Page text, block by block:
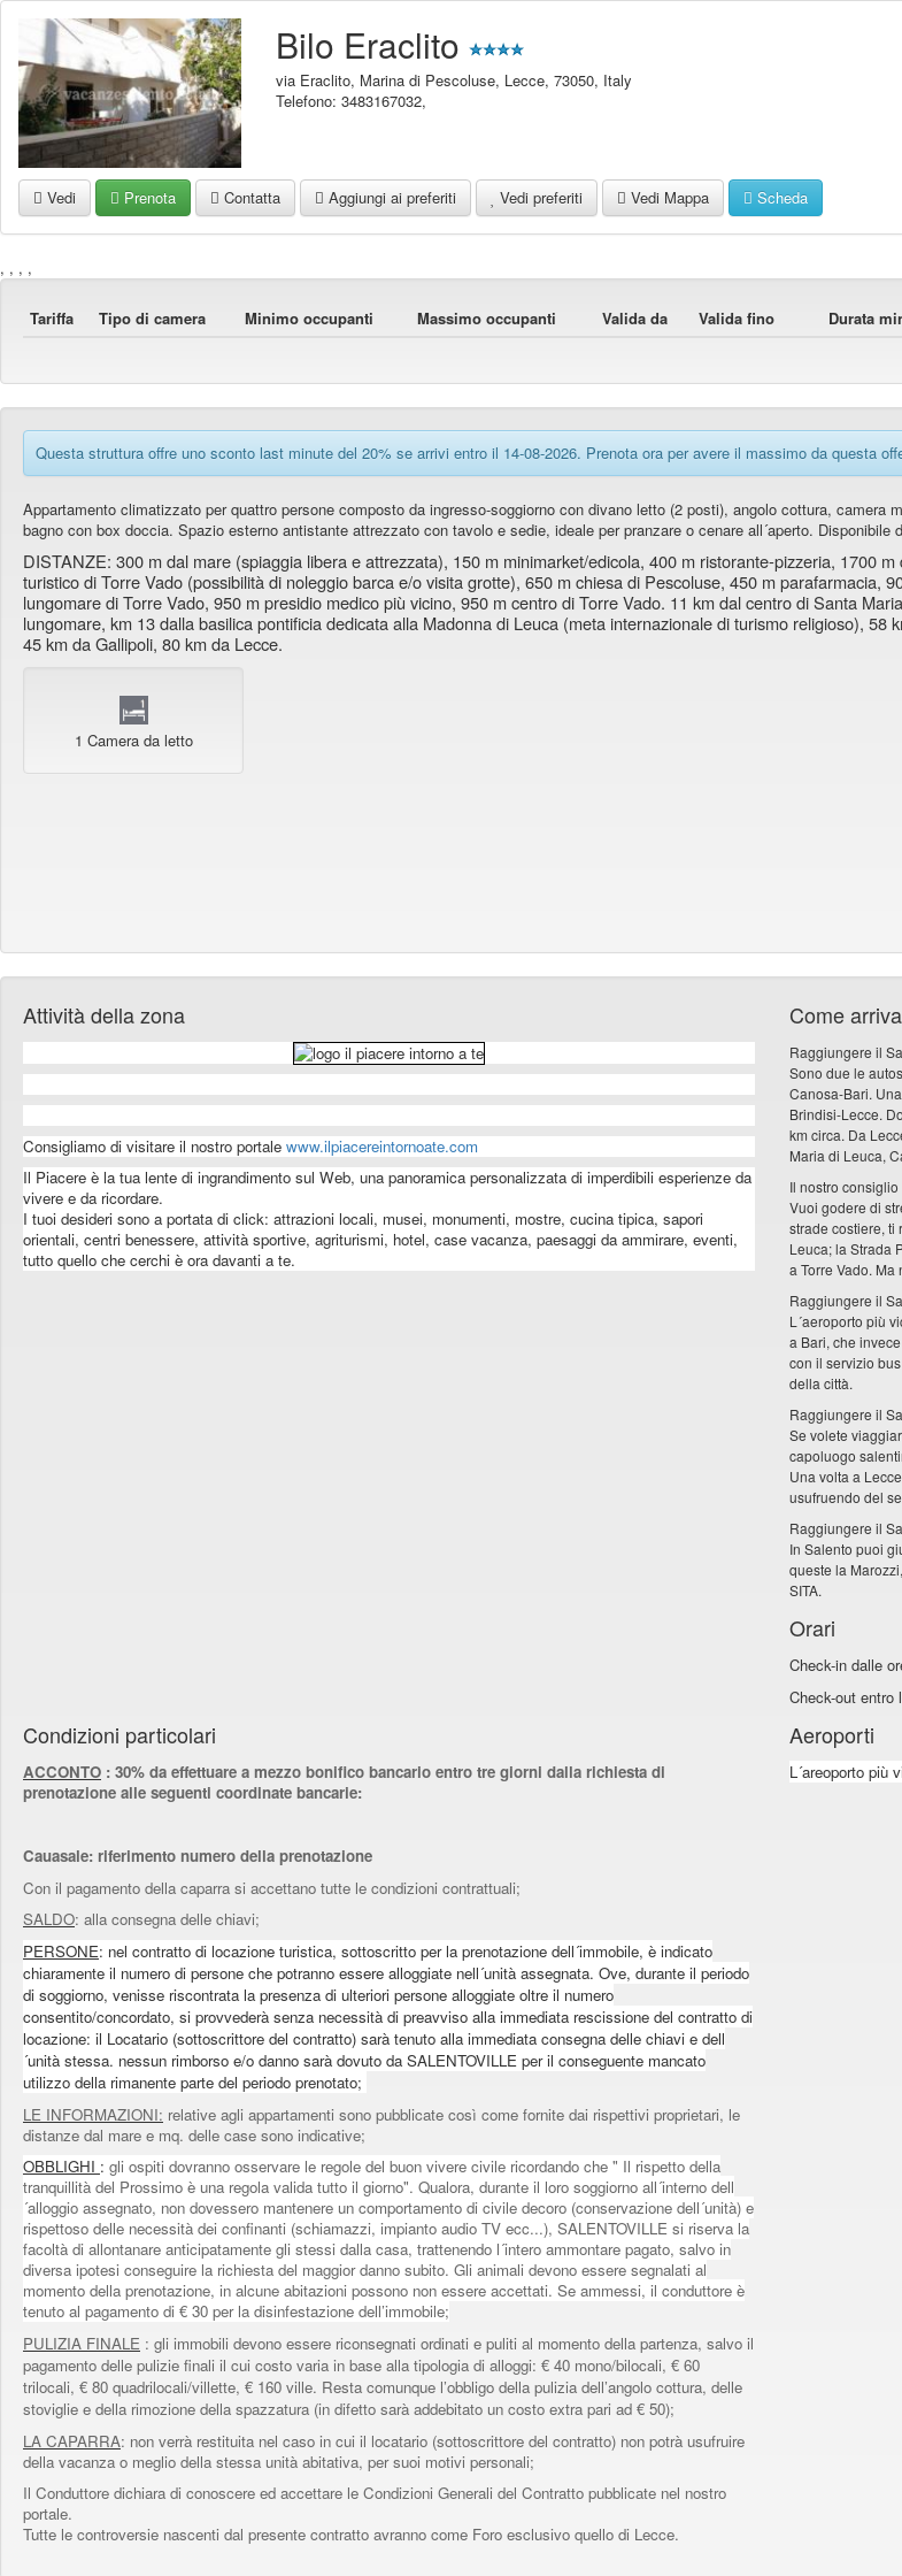
Bilo Eraclito
via Eraclito, Marina di Pescoluse, Lecce, 73050, Italy
Telefono: 3483167032,
Vedi Prenota Contatta Aggiungi ai preferiti Vedi preferiti Vedi Mappa Scheda
, , , ,
Tariffa Tipo di camera Minimo occupanti Massimo occupanti Valida da Valida fino Durata
Questa struttura offre uno sconto last minute del 20% se arrivi entro il 14-08-2026. Prenota ora per avere il massimo da questa
Appartamento climatizzato per quattro persone composto da ingresso-soggiorno con divano letto (2 posti), angolo cottura, camera
bagno con box doccia. Spazio esterno antistante attrezzato con tavolo e sedie, ideale per pranzare o cenare all´aperto. Disponibile
DISTANZE: 300 m dal mare (spiaggia libera e attrezzata), 150 m minimarket/edicola, 400 m ristorante-pizzeria, 1700 m
turistico di Torre Vado (possibilità di noleggio barca e/o visita grotte), 650 m chiesa di Pescoluse, 450 m parafarmacia,
lungomare di Torre Vado, 950 m presidio medico più vicino, 950 m centro di Torre Vado. 11 km dal centro di Santa
lungomare, km 13 dalla basilica pontificia dedicata alla Madonna di Leuca (meta internazionale di turismo religioso), 58
45 km da Gallipoli, 80 km da Lecce.
1 Camera da letto
Attività della zona
Consigliamo di visitare il nostro portale www.ilpiacereintornoate.com
Il Piacere è la tua lente di ingrandimento sul Web, una panoramica personalizzata di imperdibili esperienze da
vivere e da ricordare.
I tuoi desideri sono a portata di click: attrazioni locali, musei, monumenti, mostre, cucina tipica, sapori
orientali, centri benessere, attività sportive, agriturismi, hotel, case vacanza, paesaggi da ammirare, eventi,
tutto quello che cerchi è ora davanti a te.
Come
Raggiungere il
Sono due le
Canosa-Bari.
Brindisi-Lecce.
km circa. Da
Maria di Leuca,
Il nostro consiglio
Vuoi godere di
strade costiere, ti
Leuca; la Strada
a Torre Vado.
Raggiungere il
L´aeroporto più
a Bari, che
con il servizio
della città.
Raggiungere il
Se volete
capoluogo
Una volta a
usufruendo del
Raggiungere il
In Salento puoi
queste la
SITA.
Orari
Check-in dalle
Check-out entro
Condizioni particolari
ACCONTO : 30% da effettuare a mezzo bonifico bancario entro tre giorni dalla richiesta di
prenotazione alle seguenti coordinate bancarie:
Cauasale: riferimento numero della prenotazione
Con il pagamento della caparra si accettano tutte le condizioni contrattuali;
SALDO: alla consegna delle chiavi;
PERSONE: nel contratto di locazione turistica, sottoscritto per la prenotazione dell´immobile, è indicato
chiaramente il numero di persone che potranno essere alloggiate nell´unità assegnata. Ove, durante il periodo
di soggiorno, venisse riscontrata la presenza di ulteriori persone alloggiate oltre il numero
consentito/concordato, si provvederà senza necessità di preavviso alla immediata rescissione del contratto di
locazione: il Locatario (sottoscrittore del contratto) sarà tenuto alla immediata consegna delle chiavi e dell
´unità stessa. nessun rimborso e/o danno sarà dovuto da SALENTOVILLE per il conseguente mancato
utilizzo della rimanente parte del periodo prenotato;
LE INFORMAZIONI: relative agli appartamenti sono pubblicate così come fornite dai rispettivi proprietari, le
distanze dal mare e mq. delle case sono indicative;
OBBLIGHI : gli ospiti dovranno osservare le regole del buon vivere civile ricordando che " Il rispetto della
tranquillità del Prossimo è una regola valida tutto il giorno". Qualora, durante il loro soggiorno all´interno dell
´alloggio assegnato, non dovessero mantenere un comportamento di civile decoro (conservazione dell´unità) e
rispettoso delle necessità dei confinanti (schiamazzi, impianto audio TV ecc...), SALENTOVILLE si riserva la
facoltà di allontanare anticipatamente gli stessi dalla casa, trattenendo l´intero ammontare pagato, salvo in
diversa ipotesi conseguire la richiesta del maggior danno subito. Gli animali devono essere segnalati al
momento della prenotazione, in alcune abitazioni possono non essere accettati. Se ammessi, il conduttore è
tenuto al pagamento di € 30 per la disinfestazione dell’immobile;
PULIZIA FINALE : gli immobili devono essere riconsegnati ordinati e puliti al momento della partenza, salvo il
pagamento delle pulizie finali il cui costo varia in base alla tipologia di alloggi: € 40 mono/bilocali, € 60
trilocali, € 80 quadrilocali/villette, € 160 ville. Resta comunque l’obbligo della pulizia dell’angolo cottura, delle
stoviglie e della rimozione della spazzatura (in difetto sarà addebitato un costo extra pari ad € 50);
LA CAPARRA: non verrà restituita nel caso in cui il locatario (sottoscrittore del contratto) non potrà usufruire
della vacanza o meglio della stessa unità abitativa, per suoi motivi personali;
Il Conduttore dichiara di conoscere ed accettare le Condizioni Generali del Contratto pubblicate nel nostro
portale.
Tutte le controversie nascenti dal presente contratto avranno come Foro esclusivo quello di Lecce.
Aeroporti
L´areoporto più